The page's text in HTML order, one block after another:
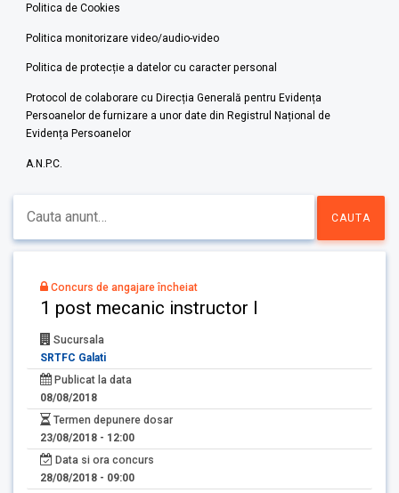
Politica de Cookies
Politica monitorizare video/audio-video
Politica de protecție a datelor cu caracter personal
Protocol de colaborare cu Direcția Generală pentru Evidența
Persoanelor de furnizare a unor date din Registrul Național de
Evidența Persoanelor
A.N.P.C.
Concurs de angajare încheiat
1 post mecanic instructor I
Sucursala
SRTFC Galati
Publicat la data
08/08/2018
Termen depunere dosar
23/08/2018 - 12:00
Data si ora concurs
28/08/2018 - 09:00